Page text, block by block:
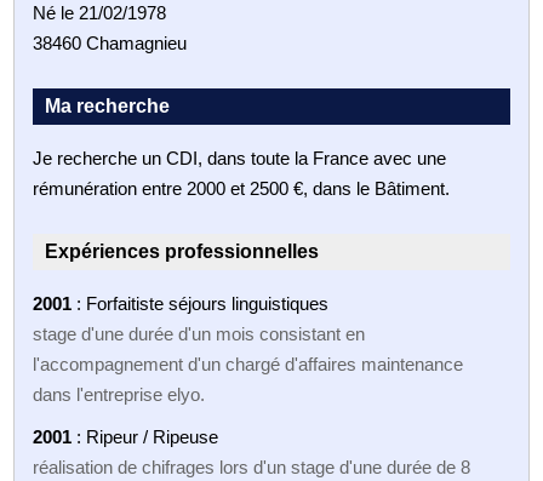
Né le 21/02/1978
38460 Chamagnieu
Ma recherche
Je recherche un CDI, dans toute la France avec une
rémunération entre 2000 et 2500 €, dans le Bâtiment.
Expériences professionnelles
2001 : Forfaitiste séjours linguistiques
stage d'une durée d'un mois consistant en
l'accompagnement d'un chargé d'affaires maintenance
dans l'entreprise elyo.
2001 : Ripeur / Ripeuse
réalisation de chifrages lors d'un stage d'une durée de 8